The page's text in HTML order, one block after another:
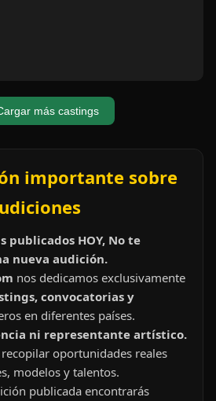
más castings
importante sobre
publicados HOY, No te
nueva audición.
nos dedicamos exclusivamente
convocatorias y
en diferentes países.
ni representante artístico.
oportunidades reales
modelos y talentos.
publicada encontrarás